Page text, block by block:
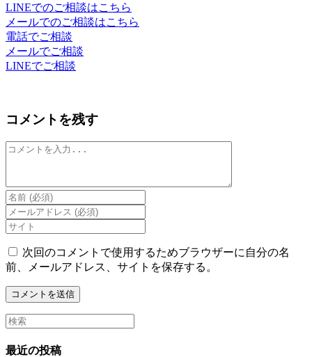
LINEでのご相談はこちら
メールでのご相談はこちら
電話でご相談
メールでご相談
LINEでご相談
コメントを残す
コ
ト
Enter
your
name
or
username
to
comment
Enter
your
email
address
to
comment
Enter
your
website
URL
(optional)
次回のコメントで使用するためブラウザーに自分の名
前、メールアドレス、サイトを保存する。
Search
this
website
最近の投稿